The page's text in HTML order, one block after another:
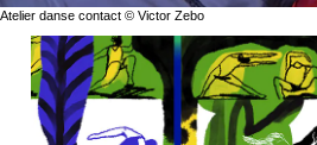
Atelier danse contact © Victor Zebo